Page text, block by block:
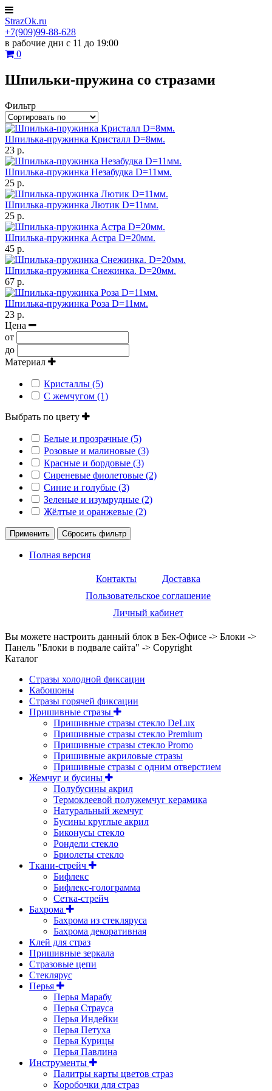
StrazOk.ru
+7(909)99-88-628
в рабочие дни с 11 до 19:00
0
Шпильки-пружина со стразами
Фильтр
Шпилька-пружинка Кристалл D=8мм.
23 р.
Шпилька-пружинка Незабудка D=11мм.
25 р.
Шпилька-пружинка Лютик D=11мм.
25 р.
Шпилька-пружинка Астра D=20мм.
45 р.
Шпилька-пружинка Снежинка. D=20мм.
67 р.
Шпилька-пружинка Роза D=11мм.
23 р.
Цена
от
до
Материал
Кристаллы (5)
С жемчугом (1)
Выбрать по цвету
Белые и прозрачные (5)
Розовые и малиновые (3)
Красные и бордовые (3)
Сиреневые фиолетовые (2)
Синие и голубые (3)
Зеленые и изумрудные (2)
Жёлтые и оранжевые (2)
Применить Сбросить фильтр
Полная версия
Контакты
Доставка
Пользовательское соглашение
Личный кабинет
Вы можете настроить данный блок в Бек-Офисе -> Блоки ->
Панель "Блоки в подвале сайта" -> Copyright
Каталог
Стразы холодной фиксации
Кабошоны
Стразы горячей фиксации
Пришивные стразы
Пришивные стразы стекло DeLux
Пришивные стразы стекло Premium
Пришивные стразы стекло Promo
Пришивные акриловые стразы
Пришивные стразы с одним отверстием
Жемчуг и бусины
Полубусины акрил
Термоклеевой полужемчуг керамика
Натуральный жемчуг
Бусины круглые акрил
Биконусы стекло
Рондели стекло
Бриолеты стекло
Ткани-стрейч
Бифлекс
Бифлекс-голограмма
Сетка-стрейч
Бахрома
Бахрома из стекляруса
Бахрома декоративная
Клей для страз
Пришивные зеркала
Cтразовые цепи
Стеклярус
Перья
Перья Марабу
Перья Страуса
Перья Индейки
Перья Петуха
Перья Курицы
Перья Павлина
Инструменты
Палитры карты цветов страз
Коробочки для страз